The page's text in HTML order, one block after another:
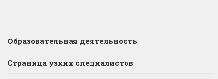
Образовательная деятельность
Страница узких специалистов